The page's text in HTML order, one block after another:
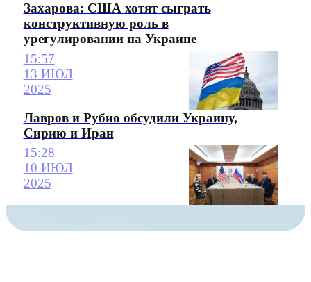
Захарова: США хотят сыграть
конструктивную роль в
урегулировании на Украине
15:57
13 ИЮЛ
2025
Лавров и Рубио обсудили Украину,
Сирию и Иран
15:28
10 ИЮЛ
2025